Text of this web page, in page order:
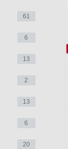
61
6
13
2
13
6
20